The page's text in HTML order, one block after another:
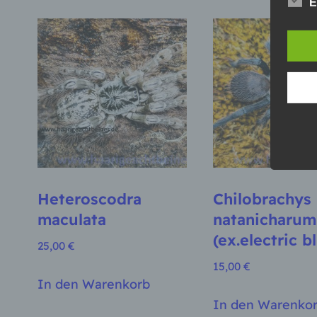
Heteroscodra
maculata
25,00 €
In den Warenkorb
Chilobrachys
natanicharum
(ex.electric
15,00 €
In den
und
dies
Wir